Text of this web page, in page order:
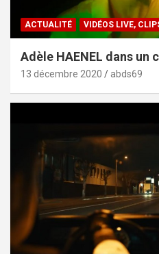
ACTUALITÉ VIDÉOS LIVE,
Adèle HAENEL dans un
13 décembre 2020 abds69